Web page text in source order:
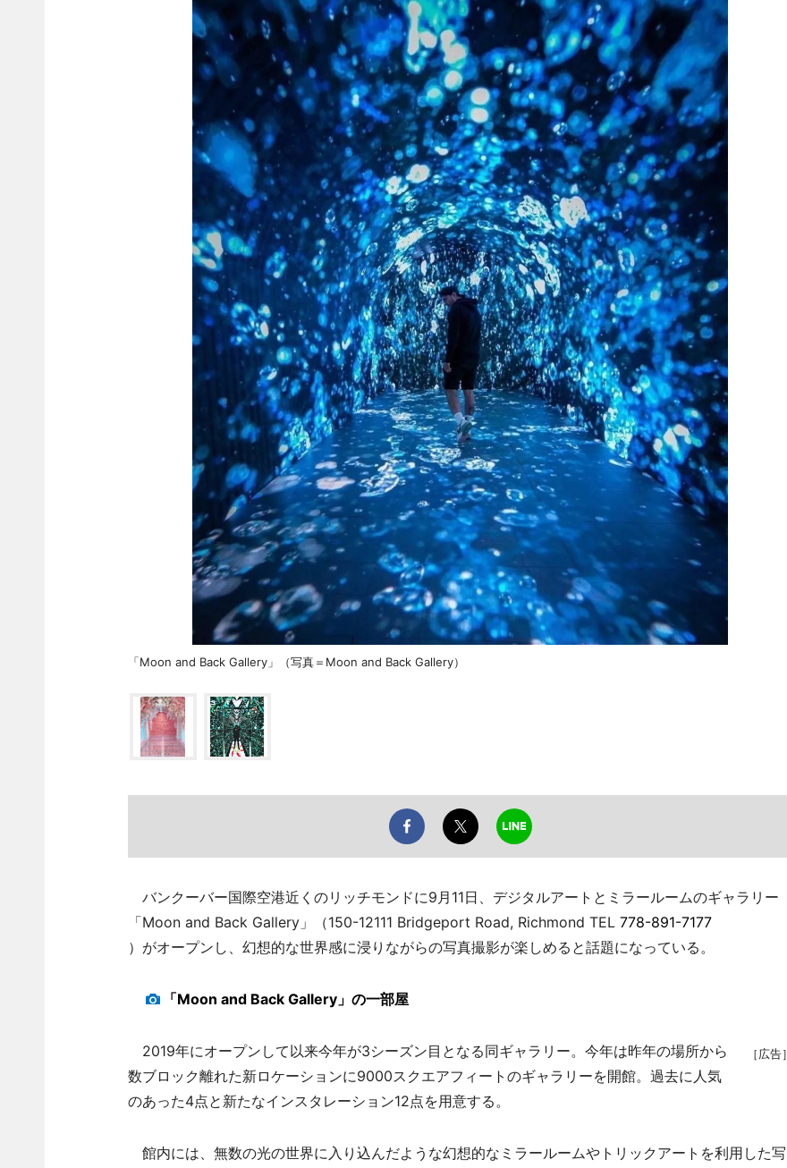
「Moon and Back Gallery」（写真＝Moon and Back Gallery）
バンクーバー国際空港近くのリッチモンドに9月11日、デジタルアートとミラールームのギャラリー
「Moon and Back Gallery」（150-12111 Bridgeport Road, Richmond TEL 778-891-7177
）がオープンし、幻想的な世界感に浸りながらの写真撮影が楽しめると話題になっている。
「Moon and Back Gallery」の一部屋
［広告］
2019年にオープンして以来今年が3シーズン目となる同ギャラリー。今年は昨年の場所から
数ブロック離れた新ロケーションに9000スクエアフィートのギャラリーを開館。過去に人気
のあった4点と新たなインスタレーション12点を用意する。
館内には、無数の光の世界に入り込んだような幻想的なミラールームやトリックアートを利用した写